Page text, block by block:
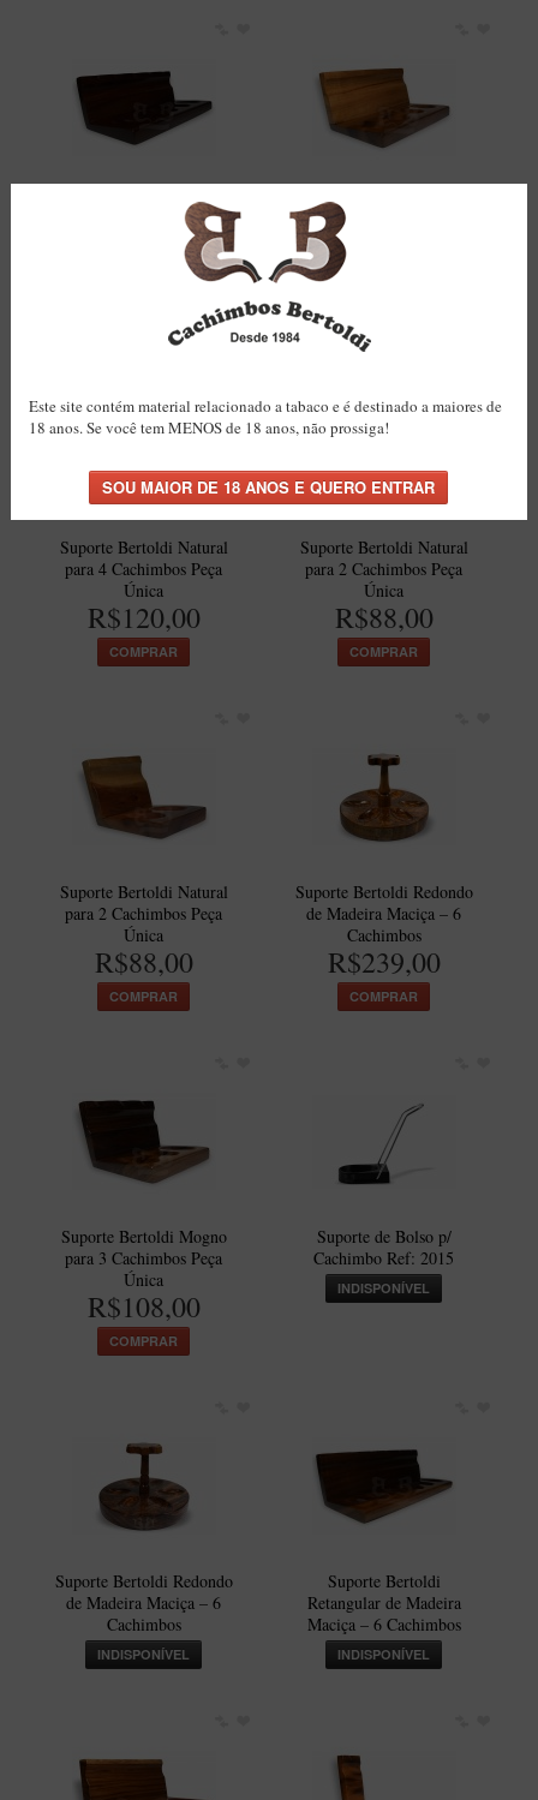
Maestro Nacional
Maestro Nacional Encerado
Caboclo - 7 Voltas
Cachimbeco
Montana
Mouton
New Rose
New Rose Polido
Petrus
Piccolo
Premium
Callia
Encerado
Speciale
BB Liso e Rústico
Elite Longo
Maestro – Briar Italiano
Churchwarden – Briar Italiano
Jateado
MONTE SEU KIT/INICIANTES
Blends Para Cachimbo
Cachimbos
Isqueiros
Suporte Bertoldi Mogno
para 5 Cachimbos Peça
R$120,00
Suporte Bertoldi Natural
para 4 Cachimbos Peça
R$120,00
Suporte Bertoldi Natural
para 4 Cachimbos Peça
Única
R$120,00
COMPRAR
Suporte Bertoldi Natural
para 2 Cachimbos Peça
Única
R$88,00
COMPRAR
Suporte Bertoldi Natural
para 2 Cachimbos Peça
Única
R$88,00
COMPRAR
Suporte Bertoldi Redondo
de Madeira Maciça – 6
Cachimbos
R$239,00
COMPRAR
Suporte Bertoldi Mogno
para 3 Cachimbos Peça
Única
R$108,00
COMPRAR
Suporte de Bolso p/
Cachimbo Ref: 2015
INDISPONÍVEL
Suporte Bertoldi Redondo
de Madeira Maciça – 6
Cachimbos
INDISPONÍVEL
Suporte Bertoldi
Retangular de Madeira
Maciça – 6 Cachimbos
INDISPONÍVEL
Este site contém material relacionado a tabaco e é destinado a maiores de
18 anos. Se você tem MENOS de 18 anos, não prossiga!